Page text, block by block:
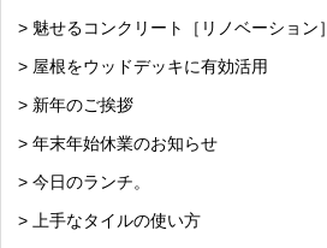
> 魅せるコンクリート［リノベーション］
> 屋根をウッドデッキに有効活用
> 新年のご挨拶
> 年末年始休業のお知らせ
> 今日のランチ。
> 上手なタイルの使い方